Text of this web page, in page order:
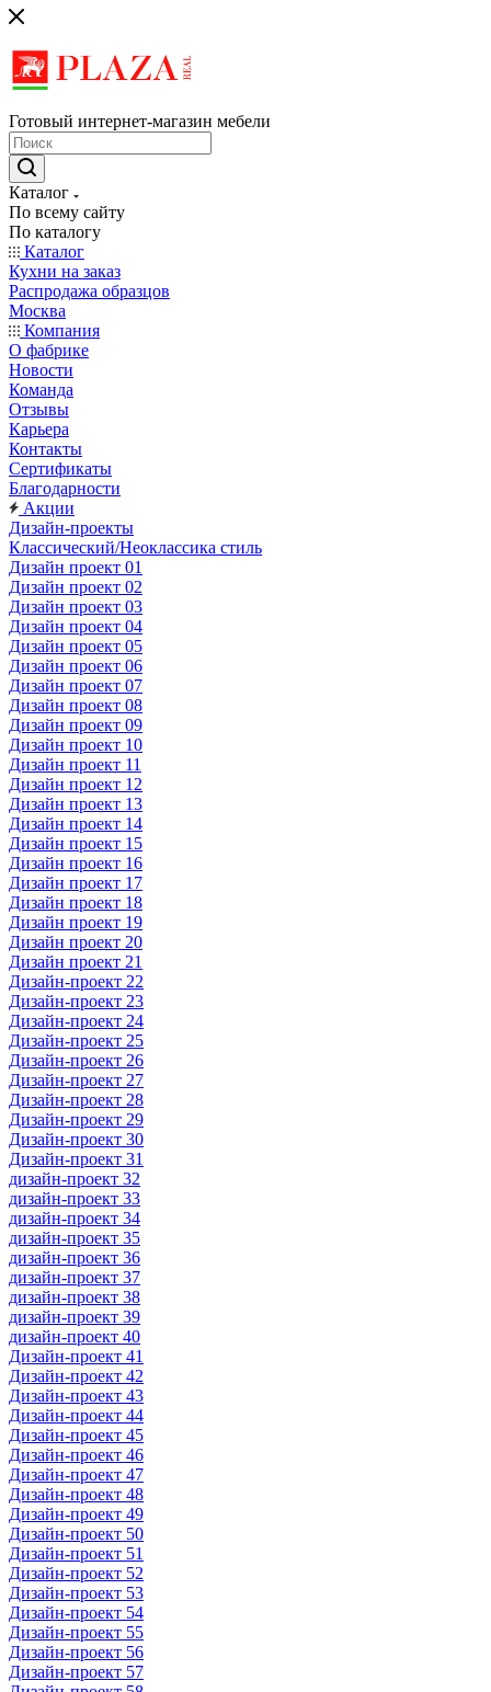
Готовый интернет-магазин мебели
Каталог
По всему сайту
По каталогу
Каталог
Кухни на заказ
Распродажа образцов
Москва
Компания
О фабрике
Новости
Команда
Отзывы
Карьера
Контакты
Сертификаты
Благодарности
Акции
Дизайн-проекты
Классический/Неоклассика стиль
Дизайн проект 01
Дизайн проект 02
Дизайн проект 03
Дизайн проект 04
Дизайн проект 05
Дизайн проект 06
Дизайн проект 07
Дизайн проект 08
Дизайн проект 09
Дизайн проект 10
Дизайн проект 11
Дизайн проект 12
Дизайн проект 13
Дизайн проект 14
Дизайн проект 15
Дизайн проект 16
Дизайн проект 17
Дизайн проект 18
Дизайн проект 19
Дизайн проект 20
Дизайн проект 21
Дизайн-проект 22
Дизайн-проект 23
Дизайн-проект 24
Дизайн-проект 25
Дизайн-проект 26
Дизайн-проект 27
Дизайн-проект 28
Дизайн-проект 29
Дизайн-проект 30
Дизайн-проект 31
дизайн-проект 32
дизайн-проект 33
дизайн-проект 34
дизайн-проект 35
дизайн-проект 36
дизайн-проект 37
дизайн-проект 38
дизайн-проект 39
дизайн-проект 40
Дизайн-проект 41
Дизайн-проект 42
Дизайн-проект 43
Дизайн-проект 44
Дизайн-проект 45
Дизайн-проект 46
Дизайн-проект 47
Дизайн-проект 48
Дизайн-проект 49
Дизайн-проект 50
Дизайн-проект 51
Дизайн-проект 52
Дизайн-проект 53
Дизайн-проект 54
Дизайн-проект 55
Дизайн-проект 56
Дизайн-проект 57